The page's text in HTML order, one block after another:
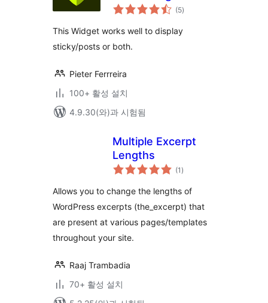
(5전
체
점
)
This Widget works well to display
sticky/posts or both.
Pieter Ferrreira
100+ 활성 설치
4.9.30(와)과 시험됨
Multiple Excerpt
Lengths
(1 전
체
점
)
Allows you to change the lengths of
WordPress excerpts (the_excerpt) that
are present at various pages/templates
throughout your site.
Raaj Trambadia
70+ 활성 설치